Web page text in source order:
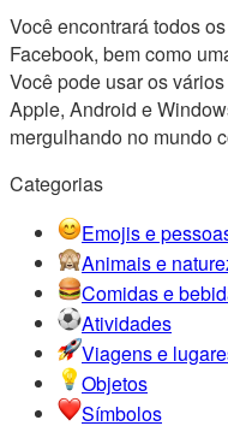
Você encontrará todos
Facebook, bem como
Você pode usar os
Apple, Android e
mergulhando no mundo
Categorias
Emojis e
Animais e
Comidas e
Atividades
Viagens e
Objetos
Símbolos